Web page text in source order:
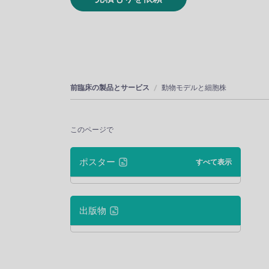
前臨床の製品とサービス 動物モデルと細胞株
このページで
ポスター すべて表示
出版物